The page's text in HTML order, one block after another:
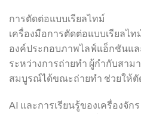
การตัดต่อแบบเรียลไทม์
เครื่องมือการตัดต่อแบบเรียลไ
องค์ประกอบภาพไลฟ์แอ็กชันแล
ระหว่างการถ่ายทำ ผู้กำกับสาม
สมบูรณ์ได้ขณะถ่ายทำ ช่วยให้ตั
AI และการเรียนรู้ของเครื่องจักร